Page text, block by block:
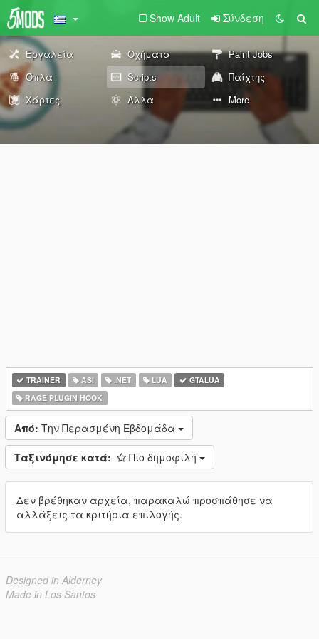
Show Adult Σύνδεση
Εργαλεία Οχήματα
Paint Jobs
Όπλα
Scripts
Παίχτης
Χάρτες
Άλλα More
TRAINER ASI .NET LUA
GTALUA
RAGE PLUGIN HOOK
Από: Την Περασμένη Εβδομάδα
Ταξινόμησε κατά: Πιο δημοφιλή
Δεν βρέθηκαν αρχεία, παρακαλώ προσπάθησε να
αλλάξεις τα κριτήρια επιλογής.
Designed in Alderney
Made in Los Santos